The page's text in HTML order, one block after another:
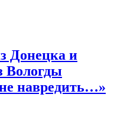
Донецка и
Вологды
навредить…»